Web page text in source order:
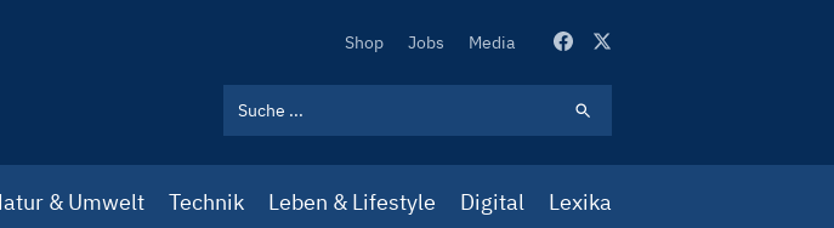
Secondary
Shop Jobs Media
& Umwelt Technik Leben & Lifestyle Digital Lexika